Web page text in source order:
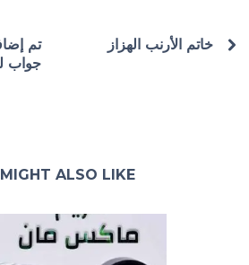
تم
جواب
خاتم الأرنب الهزاز
ALSO LIKE